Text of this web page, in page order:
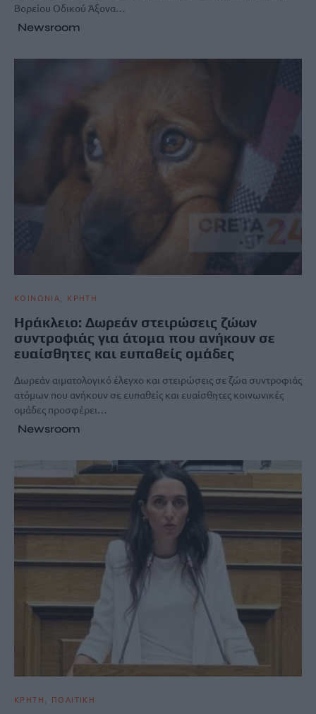
Βορείου Οδικού Άξονα…
Newsroom
ΚΟΙΝΩΝΙΑ ΚΡΗΤΗ
Ηράκλειο: Δωρεάν στειρώσεις ζώων
συντροφιάς για άτομα που ανήκουν σε
ευαίσθητες και ευπαθείς ομάδες
Δωρεάν αιματολογικό έλεγχο και στειρώσεις σε ζώα συντροφιάς
ατόμων που ανήκουν σε ευπαθείς και ευαίσθητες κοινωνικές
ομάδες προσφέρει…
Newsroom
ΚΡΗΤΗ ΠΟΛΙΤΙΚΗ